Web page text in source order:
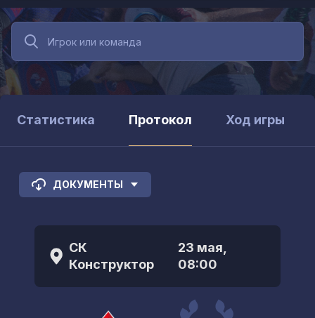
Статистика Протокол Ход игры
ДОКУМЕНТЫ
СК
Конструктор
23 мая,
08:00